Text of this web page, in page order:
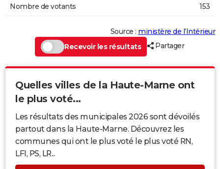
Nombre de votants 153
Source : ministère de l’Intérieur
Recevoir les résultats
Partager
Quelles villes de la Haute-Marne ont
le plus voté...
Les résultats des municipales 2026 sont dévoilés
partout dans la Haute-Marne. Découvrez les
communes qui ont le plus voté le plus voté RN,
LFI, PS, LR...